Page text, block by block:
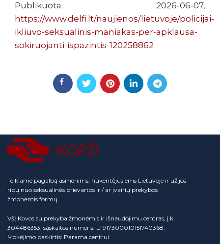
Publikuota: 2026-06-07,
https://www.delfi.lt/naujienos/lietuvoje/policijai-
ikliuvo-seksualinis-maniakas-per-apklausa-
sokiruojanti-ispazintis-120258862
Teikiame pagalbą asmenims, nukentėjusiems Lietuvoje ir už jos
ribų nuo seksualinės prievartos ir / ar įvairių prekybos
žmonėmis formų.
VšĮ Kovos su prekyba žmonėmis ir išnaudojimu centras, į.k.
304486353, sąskaitos numeris: LT917300010151740368.
Mokėjimo paskirtis: Parama centrui